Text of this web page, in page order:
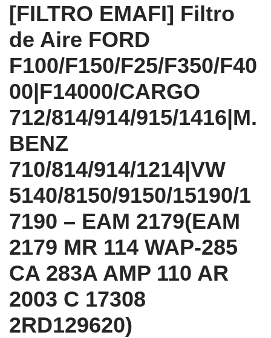
[FILTRO EMAFI] Filtro
de Aire FORD
F100/F150/F25/F350/F40
00|F14000/CARGO
712/814/914/915/1416|M.
BENZ
710/814/914/1214|VW
5140/8150/9150/15190/1
7190 – EAM 2179(EAM
2179 MR 114 WAP-285
CA 283A AMP 110 AR
2003 C 17308
2RD129620)